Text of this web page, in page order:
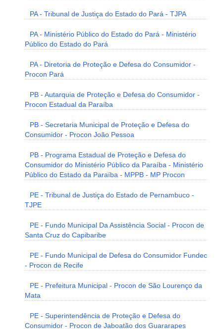
PA - Tribunal de Justiça do Estado do Pará - TJPA
PA - Ministério Público do Estado do Pará - Ministério
Público do Estado do Pará
PA - Diretoria de Proteção e Defesa do Consumidor -
Procon Pará
PB - Autarquia de Proteção e Defesa do Consumidor -
Procon Estadual da Paraíba
PB - Secretaria Municipal de Proteção e Defesa do
Consumidor - Procon João Pessoa
PB - Programa Estadual de Proteção e Defesa do
Consumidor do Ministério Público da Paraíba - Ministério
Público do Estado da Paraíba - MPPB - MP Procon
PE - Tribunal de Justiça do Estado de Pernambuco -
TJPE
PE - Fundo Municipal Da Assistência Social - Procon de
Santa Cruz do Capibaribe
PE - Fundo Municipal de Defesa do Consumidor Fundec
- Procon de Recife
PE - Prefeitura Municipal - Procon de São Lourenço da
Mata
PE - Superintendência de Proteção e Defesa do
Consumidor - Procon de Jaboatão dos Guararapes